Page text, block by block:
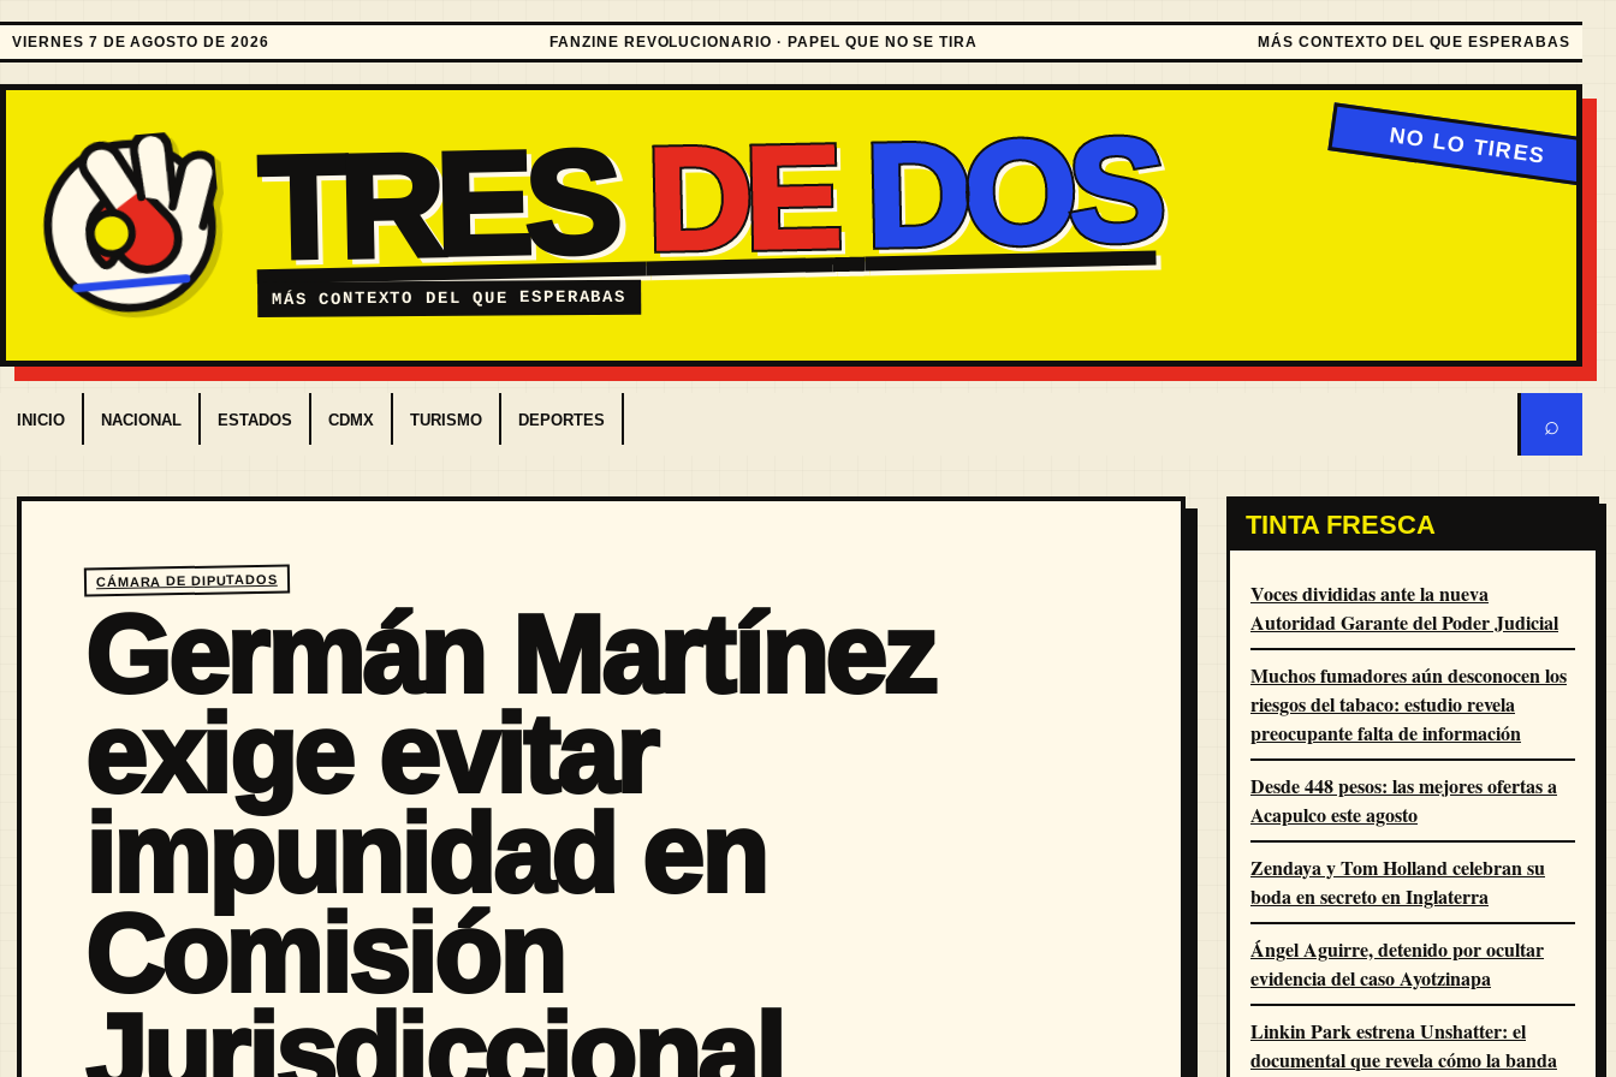
VIERNES 7 DE AGOSTO DE 2026 FANZINE REVOLUCIONARIO · PAPEL QUE NO SE TIRA MÁS CONTEXTO DEL QUE ESPERABAS
TRESDE DOS
MÁS CONTEXTO DEL QUE ESPERABAS
INICIO NACIONAL ESTADOS CDMX TURISMO DEPORTES ⌕
CÁMARA DE DIPUTADOS
Germán Martínez
exige evitar
impunidad en
Comisión
TINTA FRESCA
Voces divididas ante la nueva
Autoridad Garante del Poder Judicial
Muchos fumadores aún desconocen los
riesgos del tabaco: estudio revela
preocupante falta de información
Desde 448 pesos: las mejores ofertas a
Acapulco este agosto
Zendaya y Tom Holland celebran su
boda en secreto en Inglaterra
Ángel Aguirre, detenido por ocultar
evidencia del caso Ayotzinapa
Linkin Park estrena Unshatter: el
documental que revela cómo la banda